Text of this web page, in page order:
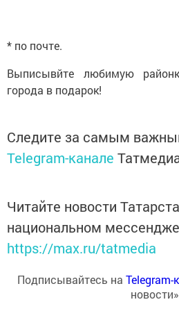
* по почте.
Выписывйте любимую
города в подарок!
Следите за самым
Telegram-канале
Читайте новости
национальном
https://max.ru/tatmedia
Подписывайтесь на Telegram-
новости»